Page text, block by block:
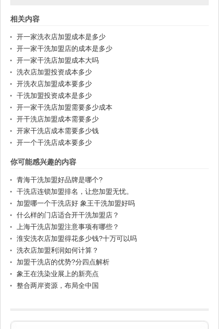
相关内容
开一家洗衣店加盟成本是多少
开一家干洗加盟店的成本是多少
开一家干洗店加盟成本大吗
洗衣店加盟投资成本多少
开洗衣店加盟成本要多少
干洗加盟投资成本是多少
开一家干洗店加盟需要多少成本
开干洗店加盟成本需要多少
开家干洗店成本需要多少钱
开一个干洗店成本要多少
你可能感兴趣的内容
青海干洗加盟好品牌是哪个?
干洗店连锁加盟排名，让您加盟无忧。
加盟哪一个干洗店好 象王干洗加盟好吗
什么样的门店适合开干洗加盟店？
上海干洗店加盟注意事项有哪些？
淮安洗衣店加盟得花多少钱?十万可以吗
洗衣店加盟利润如何计算？
加盟干洗店的优势?分四点解析
象王在洗染业展上的新亮点
整合两岸资源，布局全中国